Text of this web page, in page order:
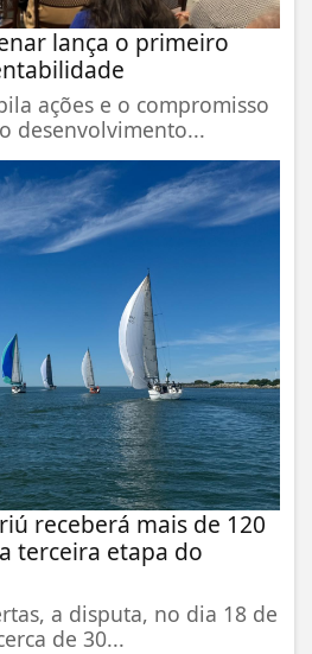
lança o primeiro
ações e o compromisso
desenvolvimento...
receberá mais de 120
terceira etapa do
a disputa, no dia 18 de
de 30...